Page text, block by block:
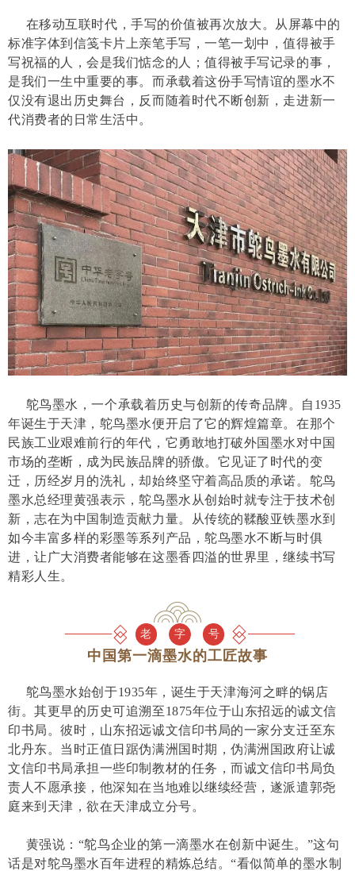
在移动互联时代，手写的价值被再次放大。从屏幕中的
标准字体到信笺卡片上亲笔手写，一笔一划中，值得被手
写祝福的人，会是我们惦念的人；值得被手写记录的事，
是我们一生中重要的事。而承载着这份手写情谊的墨水不
仅没有退出历史舞台，反而随着时代不断创新，走进新一
代消费者的日常生活中。
鸵鸟墨水，一个承载着历史与创新的传奇品牌。自1935
年诞生于天津，鸵鸟墨水便开启了它的辉煌篇章。在那个
民族工业艰难前行的年代，它勇敢地打破外国墨水对中国
市场的垄断，成为民族品牌的骄傲。它见证了时代的变
迁，历经岁月的洗礼，却始终坚守着高品质的承诺。鸵鸟
墨水总经理黄强表示，鸵鸟墨水从创始时就专注于技术创
新，志在为中国制造贡献力量。从传统的鞣酸亚铁墨水到
如今丰富多样的彩墨等系列产品，鸵鸟墨水不断与时俱
进，让广大消费者能够在这墨香四溢的世界里，继续书写
精彩人生。
老 字 号
中国第一滴墨水的工匠故事
鸵鸟墨水始创于1935年，诞生于天津海河之畔的锅店
街。其更早的历史可追溯至1875年位于山东招远的诚文信
印书局。彼时，山东招远诚文信印书局的一家分支迁至东
北丹东。当时正值日踞伪满洲国时期，伪满洲国政府让诚
文信印书局承担一些印制教材的任务，而诚文信印书局负
责人不愿承接，他深知在当地难以继续经营，遂派遣郭尧
庭来到天津，欲在天津成立分号。
黄强说：“鸵鸟企业的第一滴墨水在创新中诞生。”这句
话是对鸵鸟墨水百年进程的精炼总结。“看似简单的墨水制